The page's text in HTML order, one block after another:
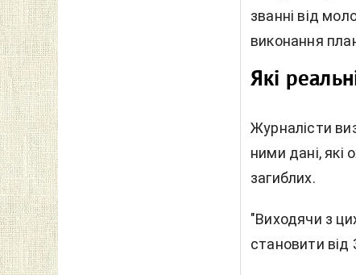
званні від
виконання
Які
Журналісти
ними дані, які
загиблих.
"Виходячи з
становити від